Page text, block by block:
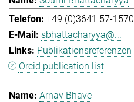
+49 (0)3641 57-1570
sbhattacharyya@...
Publikationsreferenzen
Orcid publication list
Arnav Bhave